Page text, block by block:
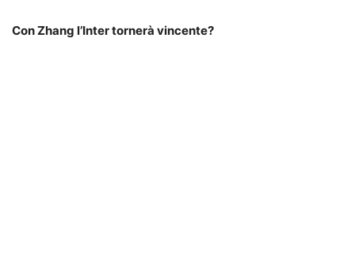
Con Zhang l’Inter tornerà vincente?